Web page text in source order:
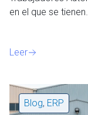
en el que se tienen…
Leer
Blog, ERP